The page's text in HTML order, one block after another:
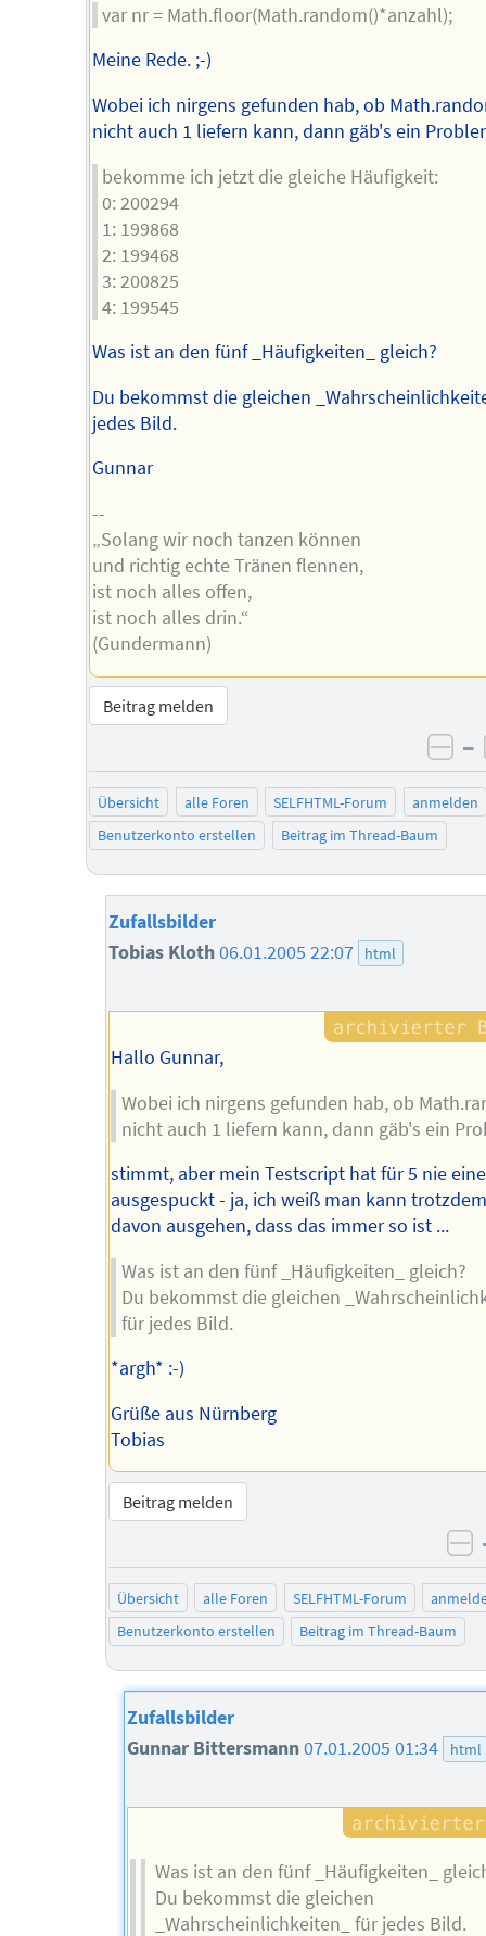
var nr = Math.floor(Math.random()*anzahl);
Meine Rede. ;-)
Wobei ich nirgens gefunden hab, ob
nicht auch 1 liefern kann, dann gäb's ein
bekomme ich jetzt die gleiche Häufigkeit:
0: 200294
1: 199868
2: 199468
3: 200825
4: 199545
Was ist an den fünf _Häufigkeiten_ gleich?
Du bekommst die gleichen
jedes Bild.
Gunnar
--
„Solang wir noch tanzen können
und richtig echte Tränen flennen,
ist noch alles offen,
ist noch alles drin.“
(Gundermann)
Beitrag melden
–
Übersicht alle Foren SELFHTML-Forum
anmelden
Benutzerkonto erstellen
Beitrag im Thread-Baum
Zufallsbilder
Tobias Kloth06.01.2005 22:07 html
Hallo Gunnar,
Wobei ich nirgens gefunden hab, ob
nicht auch 1 liefern kann, dann gäb's ein
stimmt, aber mein Testscript hat für 5 nie
ausgespuckt - ja, ich weiß man kann
davon ausgehen, dass das immer so ist ...
Was ist an den fünf _Häufigkeiten_ gleich?
Du bekommst die gleichen
für jedes Bild.
*argh* :-)
Grüße aus Nürnberg
Tobias
Beitrag melden
Übersicht alle Foren SELFHTML-Forum
Benutzerkonto erstellen
Beitrag im Thread-Baum
Zufallsbilder
Gunnar Bittersmann07.01.2005 01:34 html
Was ist an den fünf _Häufigkeiten_
Du bekommst die gleichen
_Wahrscheinlichkeiten_ für jedes Bild.